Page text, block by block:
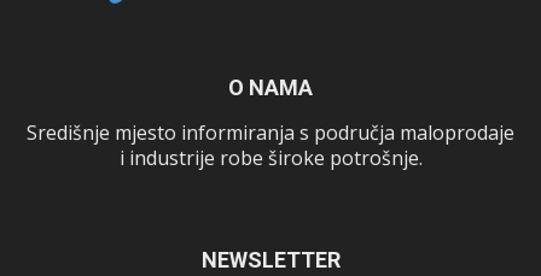
O NAMA
Središnje mjesto informiranja s područja maloprodaje
i industrije robe široke potrošnje.
NEWSLETTER